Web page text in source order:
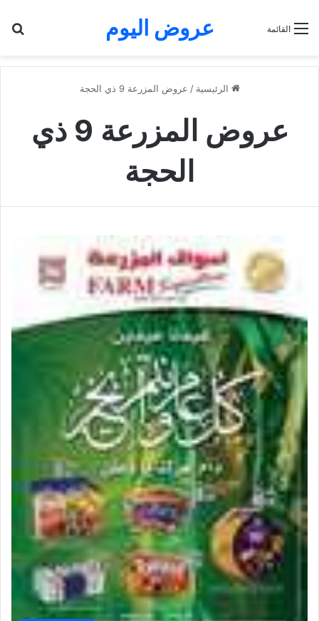
عروض اليوم القائمة
الرئيسية / عروض المزرعة 9 ذي الحجة
عروض المزرعة 9 ذي
الحجة